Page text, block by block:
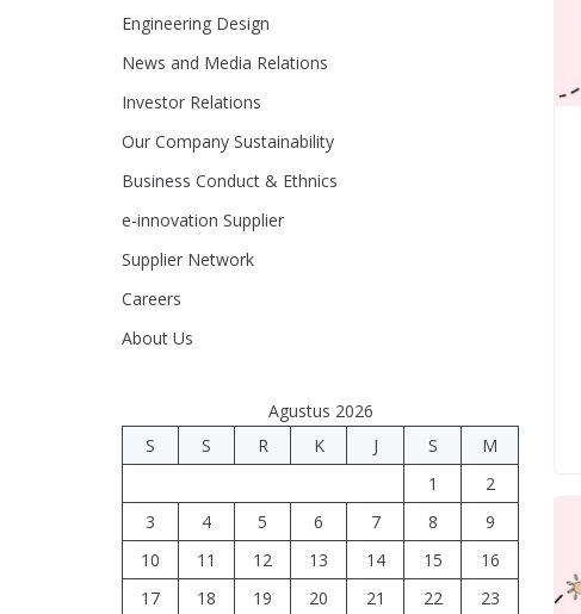
Engineering Design
News and Media Relations
Investor Relations
Our Company Sustainability
Business Conduct & Ethnics
e-innovation Supplier
Supplier Network
Careers
About Us
Agustus 2026
S
S R K J S
M
1
2
3
4 5 6 7 8
9
10
11 12 13 14 15
16
17
18 19 20 21 22
23